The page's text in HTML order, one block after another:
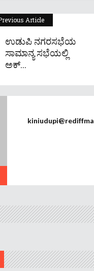
Article
ಉಡುಪಿ ನಗರಸಭೆಯ
ಸಾಮಾನ್ಯ ಸಭೆಯಲ್ಲಿ
ಅಕ್...